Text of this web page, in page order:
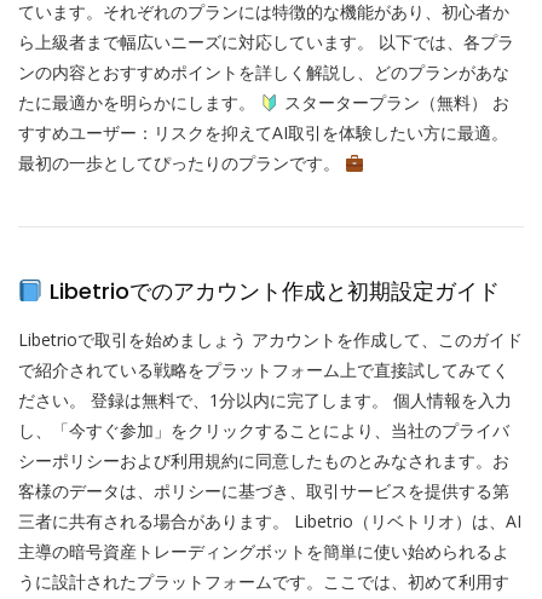
ています。それぞれのプランには特徴的な機能があり、初心者か
ら上級者まで幅広いニーズに対応しています。 以下では、各プラ
ンの内容とおすすめポイントを詳しく解説し、どのプランがあな
たに最適かを明らかにします。
スタータープラン（無料） お
すすめユーザー：リスクを抑えてAI取引を体験したい方に最適。
最初の一歩としてぴったりのプランです。
Libetrioでのアカウント作成と初期設定ガイド
Libetrioで取引を始めましょう アカウントを作成して、このガイド
で紹介されている戦略をプラットフォーム上で直接試してみてく
ださい。 登録は無料で、1分以内に完了します。 個人情報を入力
し、「今すぐ参加」をクリックすることにより、当社のプライバ
シーポリシーおよび利用規約に同意したものとみなされます。お
客様のデータは、ポリシーに基づき、取引サービスを提供する第
三者に共有される場合があります。 Libetrio（リベトリオ）は、AI
主導の暗号資産トレーディングボットを簡単に使い始められるよ
うに設計されたプラットフォームです。ここでは、初めて利用す